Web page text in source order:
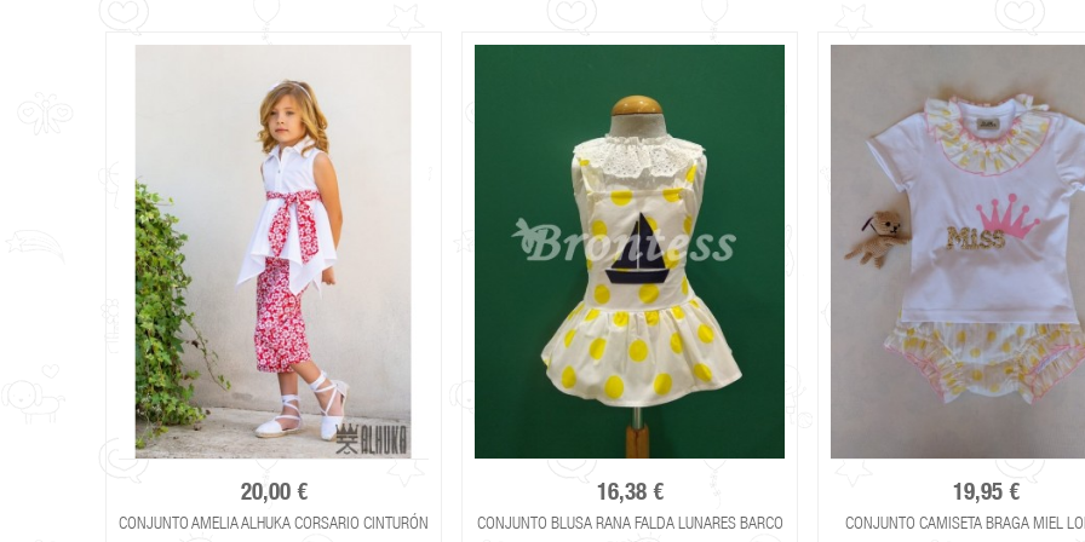
20,00 €
CONJUNTO AMELIA ALHUKA CORSARIO CINTURÓN
16,38 €
CONJUNTO BLUSA RANA FALDA LUNARES BARCO
19,95 €
CONJUNTO CAMISETA BRAGA MIEL